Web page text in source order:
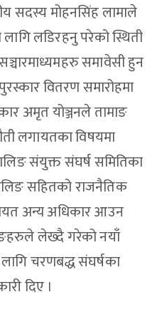
सदस्य मोहनसिंह लामाले
लडिरहनु परेको स्थिती
समावेसी हुन
वितरण समारोहमा
अमृत योञ्जनले तामाङ
लगायतका विषयमा
संयुक्त संघर्ष समितिका
सहितको राजनैतिक
अन्य अधिकार आउन
लेख्दै गरेको नयाँ
चरणबद्ध संघर्षका
दिए ।